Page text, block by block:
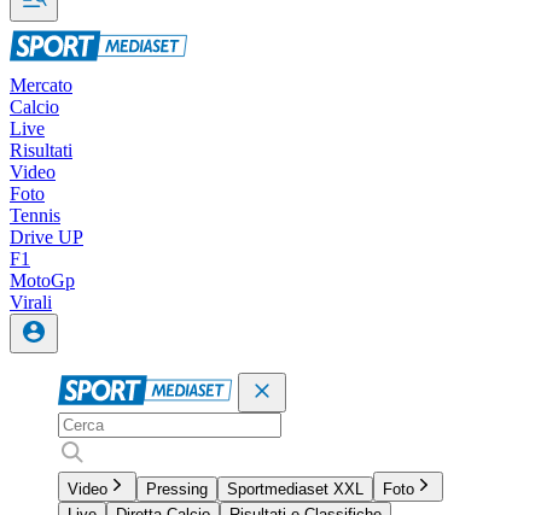
Mercato
Calcio
Live
Risultati
Video
Foto
Tennis
Drive UP
F1
MotoGp
Virali
Video Pressing Sportmediaset XXL
Foto